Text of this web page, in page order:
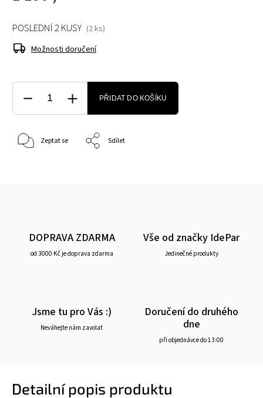
POSLEDNÍ 2 KUSY (2 ks)
Možnosti doručení
PŘIDAT DO KOŠÍKU
Zeptat se Sdílet
DOPRAVA ZDARMA
od 3000 Kč je doprava zdarma
Vše od značky IdePar
Jedinečné produkty
Jsme tu pro Vás :)
Neváhejte nám zavolat
Doručení do druhého
dne
při objednávce do 13:00
Detailní popis produktu